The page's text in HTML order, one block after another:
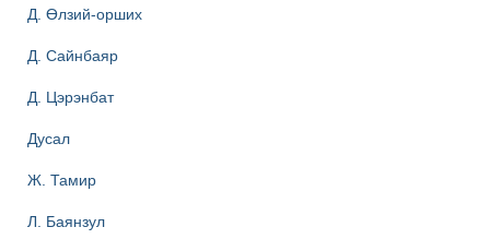
Д. Өлзий-орших
Д. Сайнбаяр
Д. Цэрэнбат
Дусал
Ж. Тамир
Л. Баянзул